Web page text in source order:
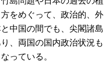
をめぐって、政治的、外
中国の間でも、尖閣諸島
、両国の国内政治状況も
っている。